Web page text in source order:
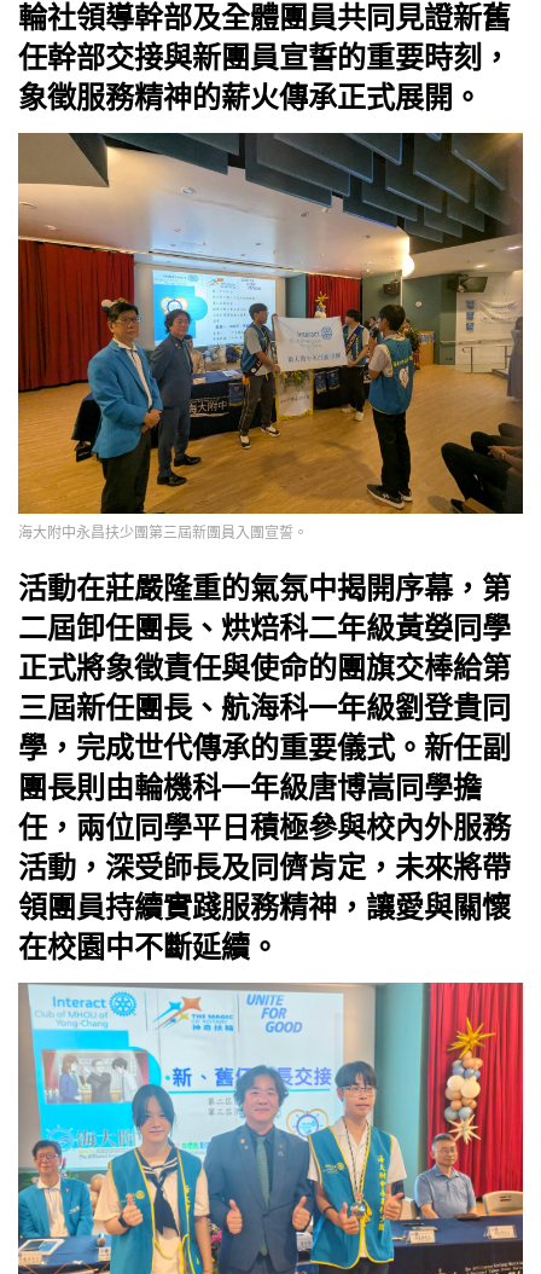
輪社領導幹部及全體團員共同見證新舊
任幹部交接與新團員宣誓的重要時刻，
象徵服務精神的薪火傳承正式展開。
海大附中永昌扶少團第三屆新團員入團宣誓。
活動在莊嚴隆重的氣氛中揭開序幕，第
二屆卸任團長、烘焙科二年級黃嫈同學
正式將象徵責任與使命的團旗交棒給第
三屆新任團長、航海科一年級劉登貴同
學，完成世代傳承的重要儀式。新任副
團長則由輪機科一年級唐博嵩同學擔
任，兩位同學平日積極參與校內外服務
活動，深受師長及同儕肯定，未來將帶
領團員持續實踐服務精神，讓愛與關懷
在校園中不斷延續。